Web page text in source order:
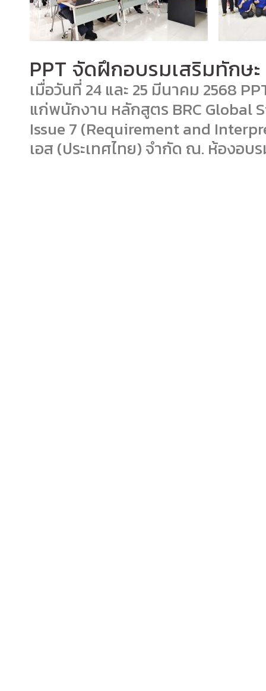
PPT จัดฝึกอบรมเสริมทักษะ
เมื่อวันที่ 24 และ 25 มีนาคม 2568
แก่พนักงาน หลักสูตร BRC Global
Issue 7 (Requirement and
เอส (ประเทศไทย) จำกัด ณ. ห้องอ